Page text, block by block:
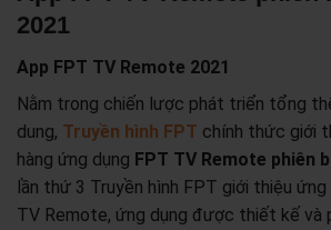
2021
App FPT TV Remote 2021
Nằm trong chiến lược phát triển tổng
dung, Truyền hình FPT chính thức giới
hàng ứng dụng FPT TV Remote phiên
lần thứ 3 Truyền hình FPT giới thiệu
TV Remote, ứng dụng được thiết kế và